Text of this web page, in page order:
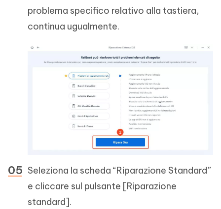
problema specifico relativo alla tastiera,
continua ugualmente.
Seleziona la scheda “Riparazione Standard”
e cliccare sul pulsante [Riparazione
standard].